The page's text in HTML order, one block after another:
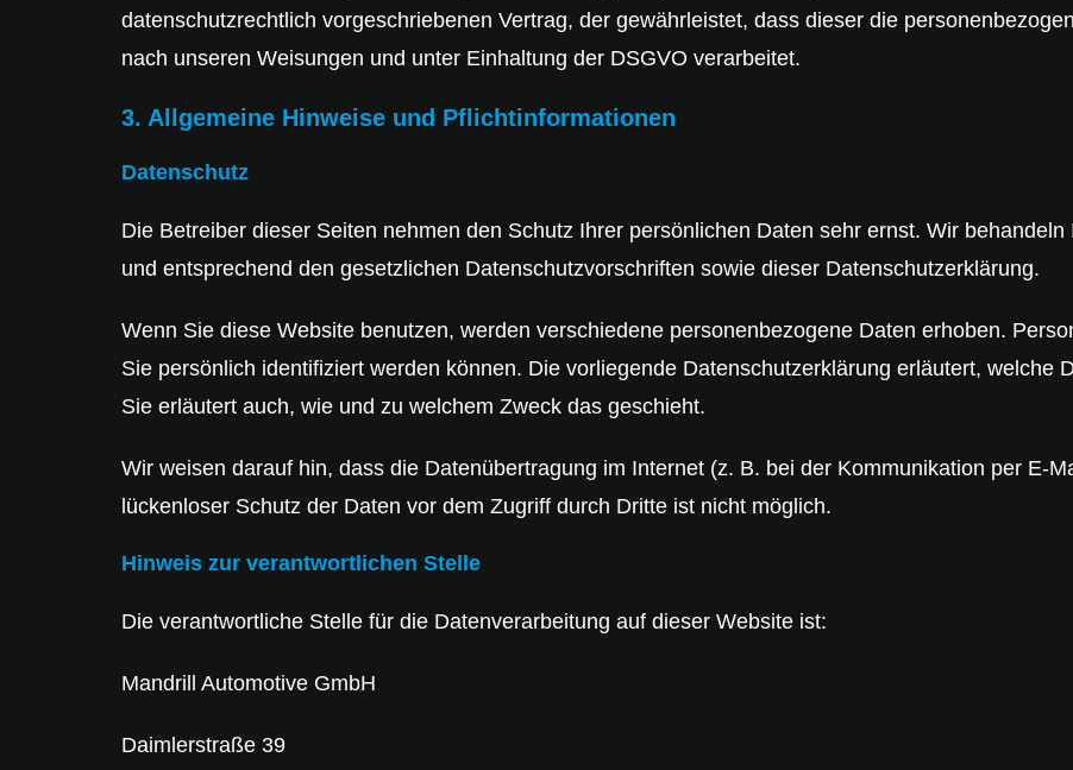
datenschutzrechtlich vorgeschriebenen Vertrag, der gewährleistet, dass dieser die
nach unseren Weisungen und unter Einhaltung der DSGVO verarbeitet.
3. Allgemeine Hinweise und Pflicht­informationen
Datenschutz
Die Betreiber dieser Seiten nehmen den Schutz Ihrer persönlichen Daten sehr ernst. Wir
und entsprechend den gesetzlichen Datenschutzvorschriften sowie dieser Datenschutzerklärung.
Wenn Sie diese Website benutzen, werden verschiedene personenbezogene Daten erhoben.
Sie persönlich identifiziert werden können. Die vorliegende Datenschutzerklärung erläutert, welche
Sie erläutert auch, wie und zu welchem Zweck das geschieht.
Wir weisen darauf hin, dass die Datenübertragung im Internet (z. B. bei der Kommunikation per E-
lückenloser Schutz der Daten vor dem Zugriff durch Dritte ist nicht möglich.
Hinweis zur verantwortlichen Stelle
Die verantwortliche Stelle für die Datenverarbeitung auf dieser Website ist:
Mandrill Automotive GmbH
Daimlerstraße 39